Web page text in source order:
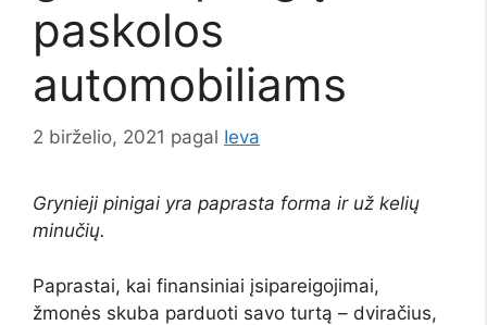
paskolos
automobiliams
2 birželio, 2021 pagal Ieva
Grynieji pinigai yra paprasta forma ir už kelių
minučių.
Paprastai, kai finansiniai įsipareigojimai,
žmonės skuba parduoti savo turtą – dviračius,